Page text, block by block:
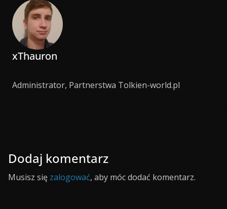
xThauron
Administrator, Partnerstwa Tolkien-world.pl
Dodaj komentarz
Musisz się zalogować, aby móc dodać komentarz.